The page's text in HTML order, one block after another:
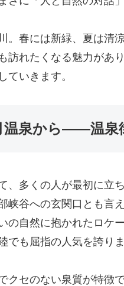
。春には新緑、夏は清
訪れたくなる魅力があ
ていきます。
温泉から――温泉
、多くの人が最初に立
峡谷への玄関口とも言
の自然に抱かれたロケ
でも屈指の人気を誇りま
クセのない泉質が特徴